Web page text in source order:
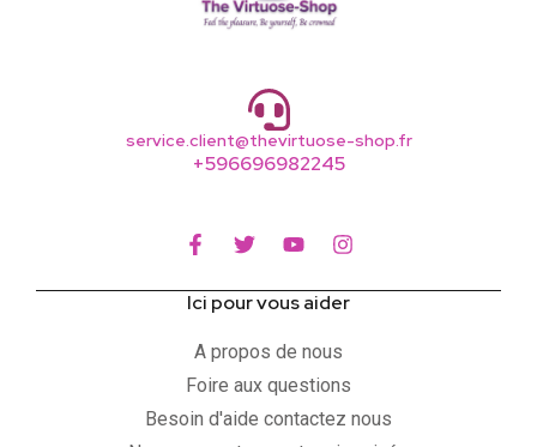
service.client@thevirtuose-shop.fr
+596696982245
Ici pour vous aider
A propos de nous
Foire aux questions
Besoin d'aide contactez nous